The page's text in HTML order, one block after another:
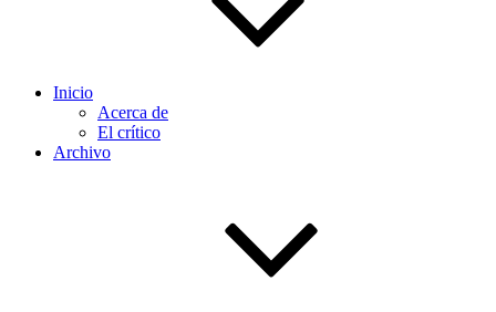
Inicio
Acerca de
El crítico
Archivo